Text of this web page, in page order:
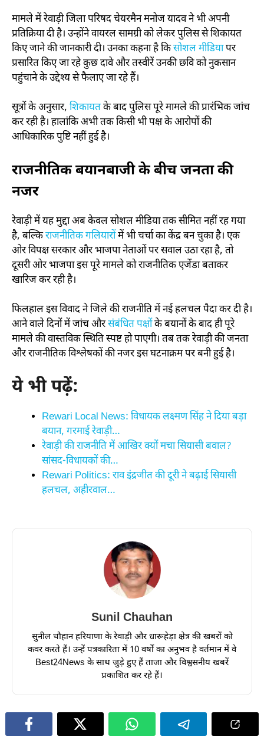
मामले में रेवाड़ी जिला परिषद चेयरमैन मनोज यादव ने भी अपनी
प्रतिक्रिया दी है। उन्होंने वायरल सामग्री को लेकर पुलिस से शिकायत
किए जाने की जानकारी दी। उनका कहना है किसोशल मीडियापर
प्रसारित किए जा रहे कुछ दावे और तस्वीरें उनकी छवि को नुकसान
पहुंचाने के उद्देश्य से फैलाए जा रहे हैं।
सूत्रों के अनुसार, शिकायतके बाद पुलिस पूरे मामले की प्रारंभिक जांच
कर रही है। हालांकि अभी तक किसी भी पक्ष के आरोपों की
आधिकारिक पुष्टि नहीं हुई है।
राजनीतिक बयानबाजी के बीच जनता की
नजर
रेवाड़ी में यह मुद्दा अब केवल सोशल मीडिया तक सीमित नहीं रह गया
है, बल्किराजनीतिक गलियारोंमें भी चर्चा का केंद्र बन चुका है। एक
ओर विपक्ष सरकार और भाजपा नेताओं पर सवाल उठा रहा है, तो
दूसरी ओर भाजपा इस पूरे मामले को राजनीतिक एजेंडा बताकर
खारिज कर रही है।
फिलहाल इस विवाद ने जिले की राजनीति में नई हलचल पैदा कर दी है।
आने वाले दिनों में जांच औरसंबंधित पक्षोंके बयानों के बाद ही पूरे
मामले की वास्तविक स्थिति स्पष्ट हो पाएगी। तब तक रेवाड़ी की जनता
और राजनीतिक विश्लेषकों की नजर इस घटनाक्रम पर बनी हुई है।
ये भी पढ़ें:
Rewari Local News: विधायक लक्ष्मण सिंह ने दिया बड़ा
बयान, गरमाई रेवाड़ी…
रेवाड़ी की राजनीति में आखिर क्यों मचा सियासी बवाल?
सांसद-विधायकों की…
Rewari Politics: राव इंद्रजीत की दूरी ने बढ़ाई सियासी
हलचल, अहीरवाल…
Sunil Chauhan
सुनील चौहान हरियाणा के रेवाड़ी और धारूहेड़ा क्षेत्र की खबरों को
कवर करते हैं। उन्हें पत्रकारिता में 10 वर्षों का अनुभव है वर्तमान में वे
Best24News के साथ जुड़े हुए हैं ताजा और विश्वसनीय खबरें
प्रकाशित कर रहे हैं।